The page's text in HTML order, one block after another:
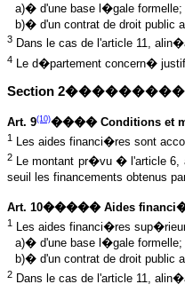
a)� d'une base l�gale formelle;
b)� d'un contrat de droit public
3 Dans le cas de l'article 11,
4 Le d�partement concern�
Section
Art. 9(10)���� Conditions et
1 Les aides financi�res sont
2 Le montant pr�vu � l'article 6,
seuil les financements obtenus
Art. 10����� Aides
1 Les aides financi�res
a)� d'une base l�gale formelle;
b)� d'un contrat de droit public
2 Dans le cas de l'article 11,